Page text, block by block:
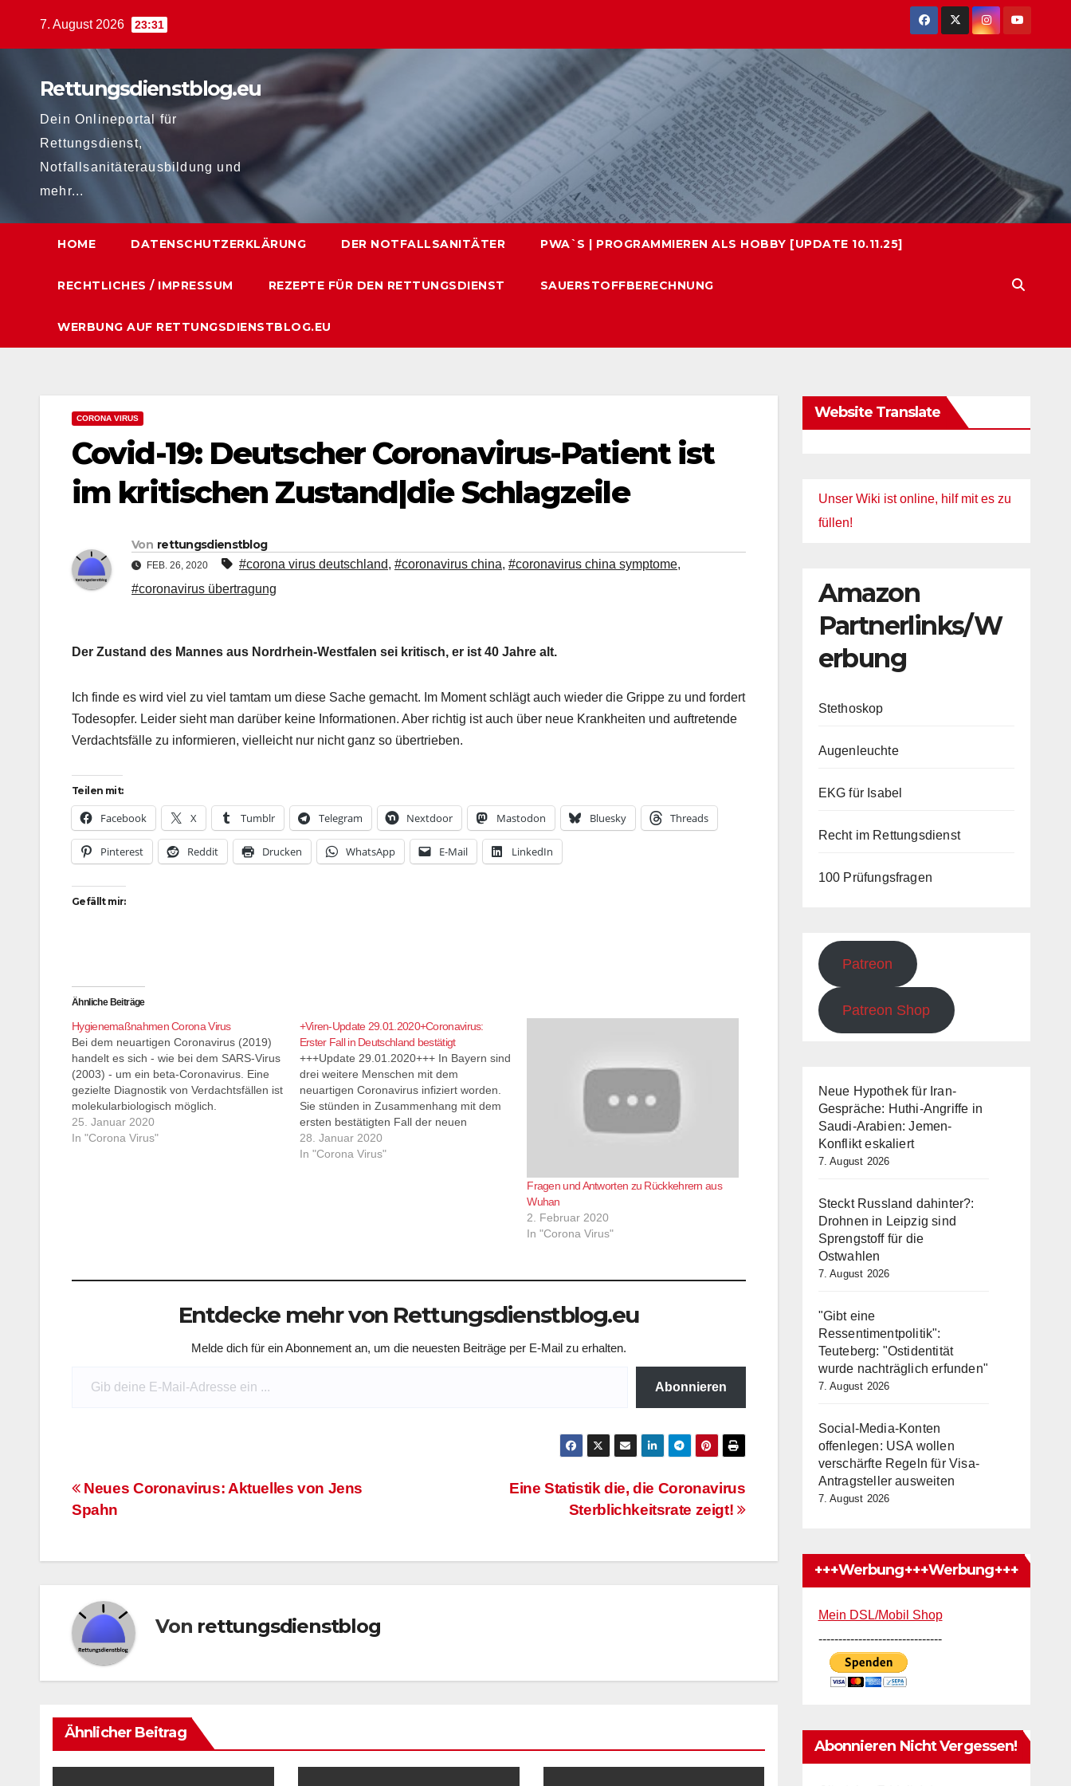
7. August 2026 23:31
Rettungsdienstblog.eu
Dein Onlineportal für
Rettungsdienst,
Notfallsanitäterausbildung und
mehr...
HOME DATENSCHUTZERKLÄRUNG DER NOTFALLSANITÄTER PWA`S | PROGRAMMIEREN ALS HOBBY [UPDATE 10.11.25]
RECHTLICHES / IMPRESSUM REZEPTE FÜR DEN RETTUNGSDIENST SAUERSTOFFBERECHNUNG
WERBUNG AUF RETTUNGSDIENSTBLOG.EU
CORONA VIRUS
Covid-19: Deutscher Coronavirus-Patient ist
im kritischen Zustand|die Schlagzeile
Von rettungsdienstblog
FEB. 26, 2020 #corona virus deutschland, #coronavirus china, #coronavirus china symptome,
#coronavirus übertragung
Der Zustand des Mannes aus Nordrhein-Westfalen sei kritisch, er ist 40 Jahre alt.
Ich finde es wird viel zu viel tamtam um diese Sache gemacht. Im Moment schlägt auch wieder die Grippe zu und fordert
Todesopfer. Leider sieht man darüber keine Informationen. Aber richtig ist auch über neue Krankheiten und auftretende
Verdachtsfälle zu informieren, vielleicht nur nicht ganz so übertrieben.
Teilen mit:
Facebook X Tumblr Telegram Nextdoor Mastodon Bluesky Threads
Pinterest Reddit Drucken WhatsApp E-Mail LinkedIn
Gefällt mir:
Ähnliche Beiträge
Hygienemaßnahmen Corona Virus
Bei dem neuartigen Coronavirus (2019)
handelt es sich - wie bei dem SARS-Virus
(2003) - um ein beta-Coronavirus. Eine
gezielte Diagnostik von Verdachtsfällen ist
molekularbiologisch möglich.
25. Januar 2020
In "Corona Virus"
+Viren-Update 29.01.2020+Coronavirus:
Erster Fall in Deutschland bestätigt
+++Update 29.01.2020+++ In Bayern sind
drei weitere Menschen mit dem
neuartigen Coronavirus infiziert worden.
Sie stünden in Zusammenhang mit dem
ersten bestätigten Fall der neuen
Lungenkrankheit in Deutschland, teilte ein
Sprecher des Gesundheitsministeriums in
28. Januar 2020
In "Corona Virus"
Fragen und Antworten zu Rückkehrern aus
Wuhan
2. Februar 2020
In "Corona Virus"
Entdecke mehr von Rettungsdienstblog.eu
Melde dich für ein Abonnement an, um die neuesten Beiträge per E-Mail zu erhalten.
Abonnieren
Beitragsnavigation
Eine Statistik die, die Coronavirus
Sterblichkeitsrate zeigt!
Neues Coronavirus: Aktuelles von Jens
Spahn
Von rettungsdienstblog
Ähnlicher Beitrag
Website Translate
Unser Wiki ist online, hilf mit es zu
füllen!
Amazon
Partnerlinks/W
erbung
Stethoskop
Augenleuchte
EKG für Isabel
Recht im Rettungsdienst
100 Prüfungsfragen
Patreon
Patreon Shop
Neue Hypothek für Iran-
Gespräche: Huthi-Angriffe in
Saudi-Arabien: Jemen-
Konflikt eskaliert
7. August 2026
Steckt Russland dahinter?:
Drohnen in Leipzig sind
Sprengstoff für die
Ostwahlen
7. August 2026
"Gibt eine
Ressentimentpolitik":
Teuteberg: "Ostidentität
wurde nachträglich erfunden"
7. August 2026
Social-Media-Konten
offenlegen: USA wollen
verschärfte Regeln für Visa-
Antragsteller ausweiten
7. August 2026
+++Werbung+++Werbung+++
Mein DSL/Mobil Shop
-------------------------------
Abonnieren Nicht Vergessen!